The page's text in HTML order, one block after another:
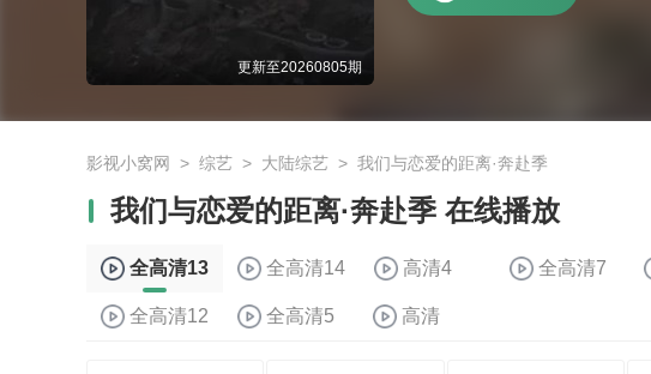
更新至20260805期
影视小窝网 > 综艺 > 大陆综艺 > 我们与恋爱的距离·奔赴季
我们与恋爱的距离·奔赴季 在线播放
全高清13 全高清14 高清4 全高清7
全高清12 全高清5 高清